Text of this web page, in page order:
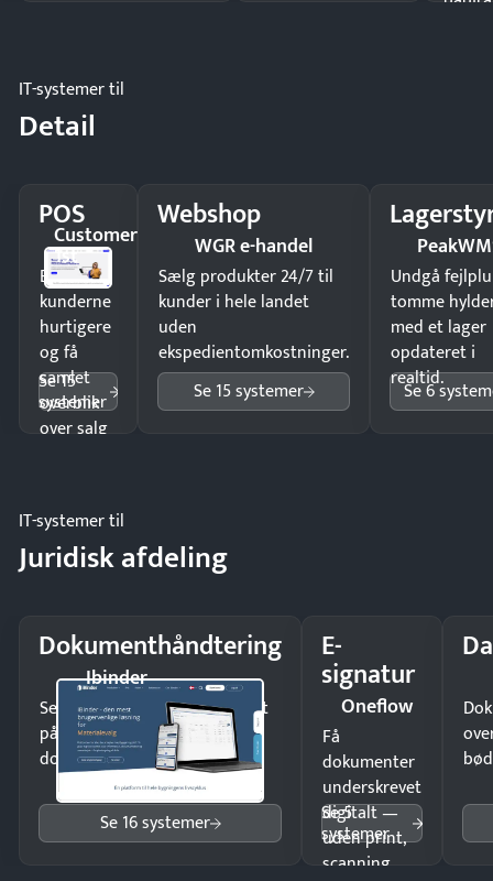
IT-systemer til
Detail
POS
Customer
1st
Ekspedér
kunderne
hurtigere
og få
samlet
overblik
over salg
Se 15
systemer
Webshop
WGR e-handel
Sælg produkter 24/7 til
kunder i hele landet
uden
ekspedientomkostninger.
Se 15 systemer
Undgå
tomme
med et lager
opdateret i
realtid.
Se 6
IT-systemer til
Juridisk afdeling
Dokumenthåndtering
Ibinder
Send kontrakter til underskrift
på minutter og mist ingen
dokumenter.
Se 16 systemer
E-
signatur
Oneflow
Få
dokumenter
underskrevet
digitalt —
uden print,
scanning
Se 5
systemer